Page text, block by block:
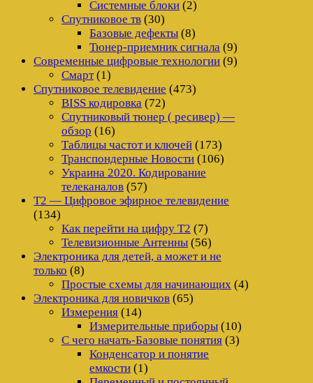
Системные блоки (2)
Спутниковое тв (30)
Базовые дефекты (8)
Тюнер-приемник сигнала (9)
Современные цифровые технологии (9)
Смарт(1)
Спутниковое телевидение (473)
BISS кодировка (72)
Спутниковый тюнер ( ресивер) —
обзор (16)
Таблицы частот и ключей (173)
Транспондерные Новости (106)
Украина 2020. Кодирование
телеканалов (57)
Т2 — Цифровое эфирное телевидение
(134)
Как перейти на цифру Т2 (7)
Телевизионные Антенны (56)
Электроника для детей, а может и не
только (8)
Простые схемы для начинающих (4)
Электроника для новичков (65)
Измерения (14)
Измерительные приборы (10)
С чего начать-Базовые понятия (3)
Конденсатор и понятие
емкости (1)